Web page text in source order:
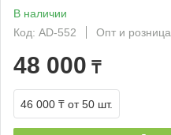
В наличии
Код: AD-552
Опт и розница
48 000 ₸
46 000 ₸ от 50 шт.